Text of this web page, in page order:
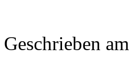
Geschrieben am